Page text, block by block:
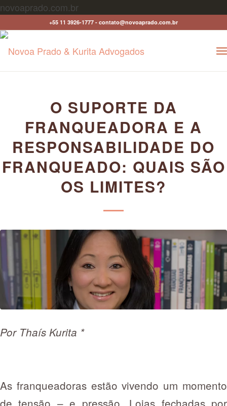
novoaprado.com.br
+55 11 3926-1777 - contato@novoaprado.com.br
O SUPORTE DA
FRANQUEADORA E A
RESPONSABILIDADE DO
FRANQUEADO: QUAIS SÃO
OS LIMITES?
Por Thaís Kurita *
As franqueadoras estão vivendo um momento